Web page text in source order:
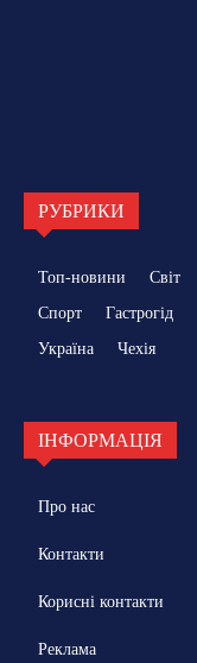
РУБРИКИ
Топ-новини Світ
Спорт
Гастрогід
Україна
Чехія
ІНФОРМАЦІЯ
Про нас
Контакти
Корисні контакти
Реклама